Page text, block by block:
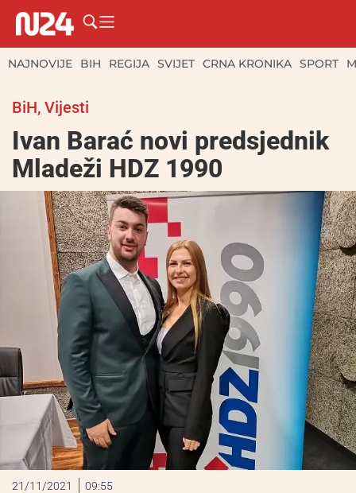
NAJNOVIJE BIH REGIJA SVIJET CRNA KRONIKA SPORT
BiH, Vijesti
Ivan Barać novi predsjednik
Mladeži HDZ 1990
21/11/2021 09:55